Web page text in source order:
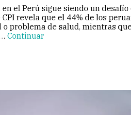
en el Perú sigue siendo un
revela que el 44% de los
o problema de salud, mientras
Continuar